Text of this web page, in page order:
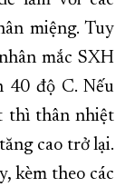
miệng. Tuy
mắc SXH
40 độ C. Nếu
thì thân nhiệt
cao trở lại.
kèm theo các